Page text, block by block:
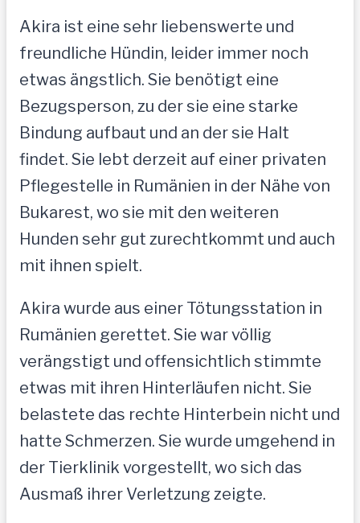
Akira ist eine sehr liebenswerte und
freundliche Hündin, leider immer noch
etwas ängstlich. Sie benötigt eine
Bezugsperson, zu der sie eine starke
Bindung aufbaut und an der sie Halt
findet. Sie lebt derzeit auf einer privaten
Pflegestelle in Rumänien in der Nähe von
Bukarest, wo sie mit den weiteren
Hunden sehr gut zurechtkommt und auch
mit ihnen spielt.
Akira wurde aus einer Tötungsstation in
Rumänien gerettet. Sie war völlig
verängstigt und offensichtlich stimmte
etwas mit ihren Hinterläufen nicht. Sie
belastete das rechte Hinterbein nicht und
hatte Schmerzen. Sie wurde umgehend in
der Tierklinik vorgestellt, wo sich das
Ausmaß ihrer Verletzung zeigte.